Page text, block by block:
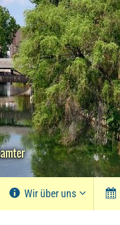
Wir über uns